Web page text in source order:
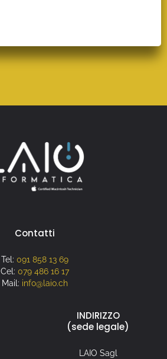
Contatti
Tel: 091 858 13 69
Cel: 079 486 16 17
Mail: info@laio.ch
INDIRIZZO
(sede legale)
LAIO Sagl